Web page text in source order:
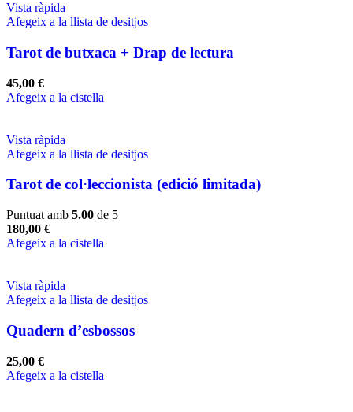
Vista ràpida
Afegeix a la llista de desitjos
Tarot de butxaca + Drap de lectura
45,00 €
Afegeix a la cistella
Vista ràpida
Afegeix a la llista de desitjos
Tarot de col·leccionista (edició limitada)
Puntuat amb 5.00 de 5
180,00 €
Afegeix a la cistella
Vista ràpida
Afegeix a la llista de desitjos
Quadern d’esbossos
25,00 €
Afegeix a la cistella